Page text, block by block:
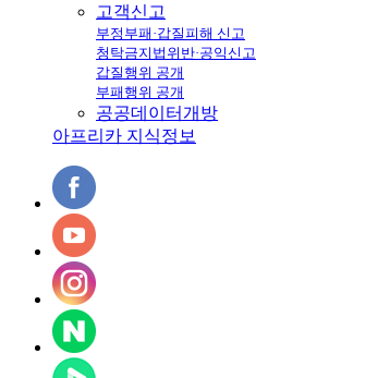
고객신고
부정부패·갑질피해 신고
청탁금지법위반·공익신고
갑질행위 공개
부패행위 공개
공공데이터개방
아프리카 지식정보